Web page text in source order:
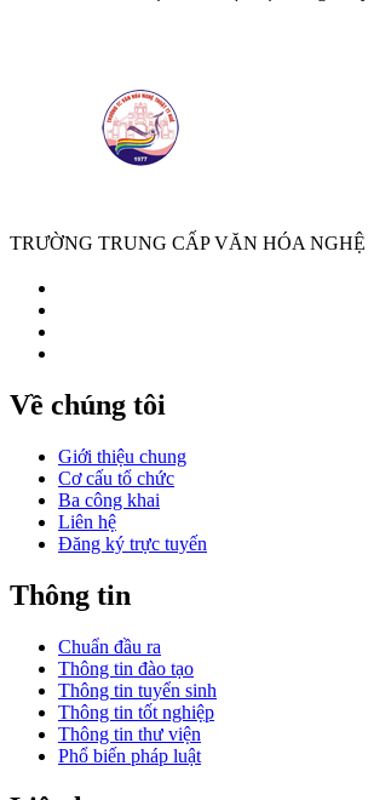
TRƯỜNG TRUNG CẤP VĂN HÓA
Về chúng tôi
Giới thiệu chung
Cơ cấu tổ chức
Ba công khai
Liên hệ
Đăng ký trực tuyến
Thông tin
Chuẩn đầu ra
Thông tin đào tạo
Thông tin tuyển sinh
Thông tin tốt nghiệp
Thông tin thư viện
Phổ biến pháp luật